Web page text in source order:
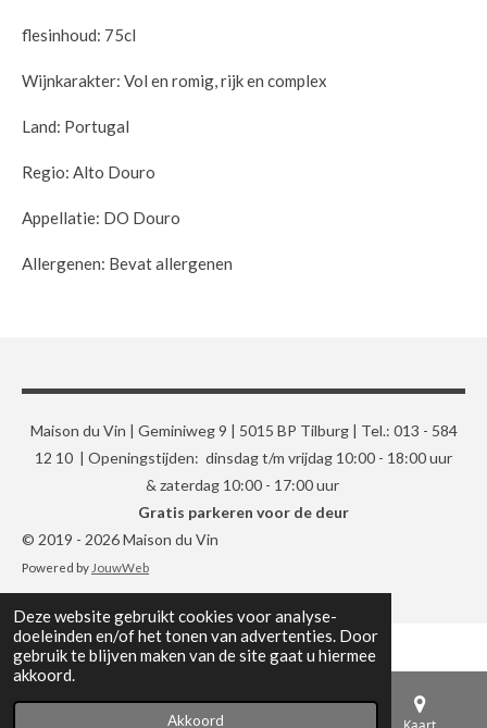
Deze website gebruikt cookies voor analyse-
doeleinden en/of het tonen van advertenties. Door
gebruik te blijven maken van de site gaat u hiermee
akkoord.
Akkoord
flesinhoud: 75cl
Wijnkarakter: Vol en romig, rijk en complex
Land: Portugal
Regio: Alto Douro
Appellatie: DO Douro
Allergenen: Bevat allergenen
Maison du Vin | Geminiweg 9 | 5015 BP Tilburg | Tel.: 013 - 584
12 10 | Openingstijden: dinsdag t/m vrijdag 10:00 - 18:00 uur
& zaterdag 10:00 - 17:00 uur
Gratis parkeren voor de deur
© 2019 - 2026 Maison du Vin
Powered by JouwWeb